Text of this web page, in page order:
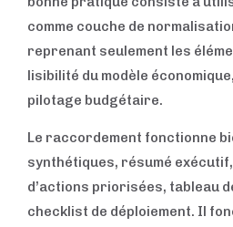
comme couche de
reprenant seulement les
lisibilité du modèle
pilotage budgétaire.
Le raccordement fonctionne
synthétiques, résumé exécutif,
d’actions priorisées, tableau
checklist de déploiement. Il